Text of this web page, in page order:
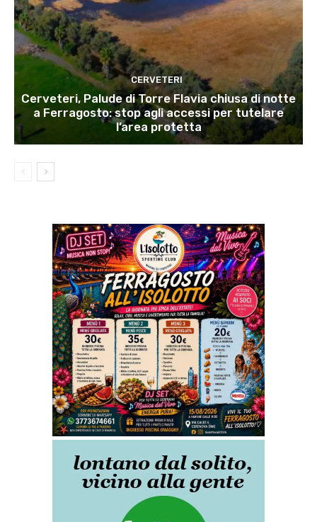
CERVETERI
Cerveteri, Palude di Torre Flavia chiusa di notte
a Ferragosto: stop agli accessi per tutelare
l’area protetta